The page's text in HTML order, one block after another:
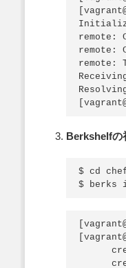
remote:
remote:
remote:
Berkshelfの
$ cd